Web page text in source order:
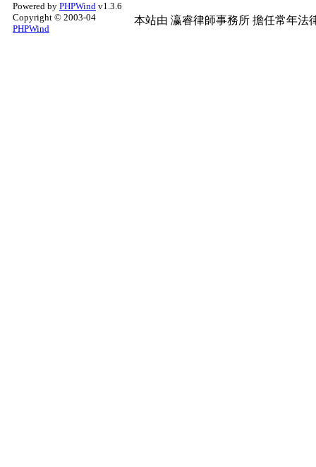
Powered by PHPWind v1.3.6
Copyright © 2003-04
PHPWind
本站由 瀛睿律師事務所 擔任常年法